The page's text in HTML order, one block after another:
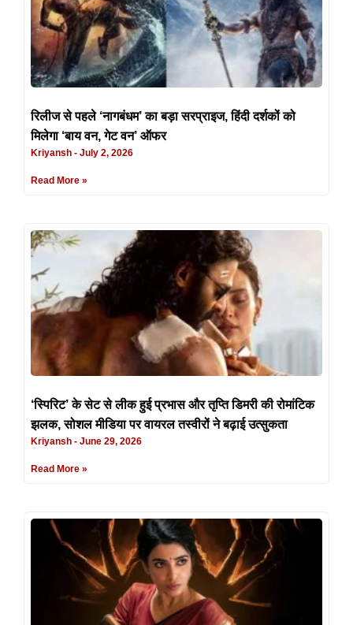
रिलीज से पहले ‘नागबंधम’ का बड़ा सरप्राइज, हिंदी दर्शकों को
मिलेगा ‘बाय वन, गेट वन’ ऑफर
Kriyansh July 2, 2026
Read More »
‘स्पिरिट’ के सेट से लीक हुई प्रभास और तृप्ति डिमरी की रोमांटिक
झलक, सोशल मीडिया पर वायरल तस्वीरों ने बढ़ाई उत्सुकता
Kriyansh June 29, 2026
Read More »